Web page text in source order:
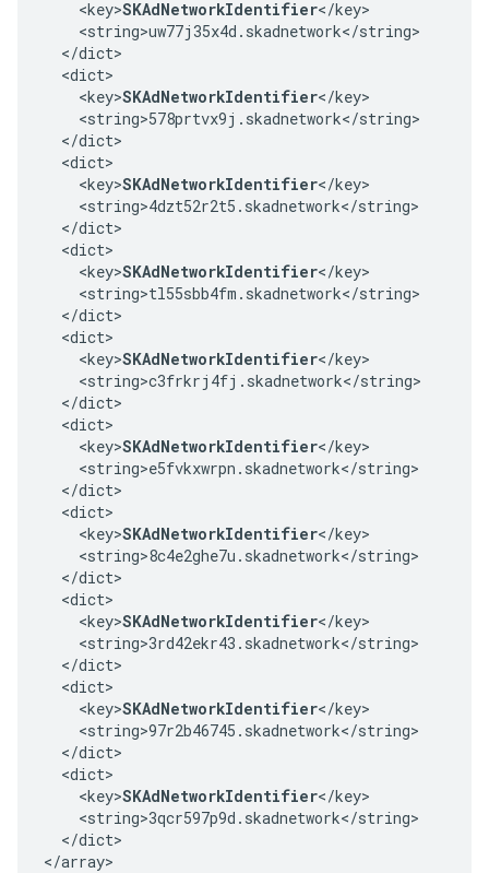
    <key>
SKAdNetworkIdentifier</key>
    <string>uw77j35x4d.skadnetwork</string>
  </dict>
  <dict>
    <key>
SKAdNetworkIdentifier</key>
    <string>578prtvx9j.skadnetwork</string>
  </dict>
  <dict>
    <key>
SKAdNetworkIdentifier</key>
    <string>4dzt52r2t5.skadnetwork</string>
  </dict>
  <dict>
    <key>
SKAdNetworkIdentifier</key>
    <string>tl55sbb4fm.skadnetwork</string>
  </dict>
  <dict>
    <key>
SKAdNetworkIdentifier</key>
    <string>c3frkrj4fj.skadnetwork</string>
  </dict>
  <dict>
    <key>
SKAdNetworkIdentifier</key>
    <string>e5fvkxwrpn.skadnetwork</string>
  </dict>
  <dict>
    <key>
SKAdNetworkIdentifier</key>
    <string>8c4e2ghe7u.skadnetwork</string>
  </dict>
  <dict>
    <key>
SKAdNetworkIdentifier</key>
    <string>3rd42ekr43.skadnetwork</string>
  </dict>
  <dict>
    <key>
SKAdNetworkIdentifier</key>
    <string>97r2b46745.skadnetwork</string>
  </dict>
  <dict>
    <key>
SKAdNetworkIdentifier</key>
    <string>3qcr597p9d.skadnetwork</string>
  </dict>
</array>